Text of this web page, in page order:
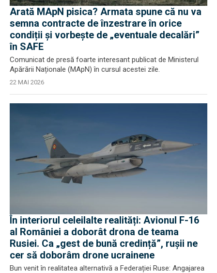
Arată MApN pisica? Armata spune că nu va
semna contracte de înzestrare în orice
condiții și vorbește de „eventuale decalări”
în SAFE
Comunicat de presă foarte interesant publicat de Ministerul
Apărării Naționale (MApN) în cursul acestei zile.
22 MAI 2026
În interiorul celeilalte realități: Avionul F-16
al României a doborât drona de teama
Rusiei. Ca „gest de bună credință”, rușii ne
cer să doborâm drone ucrainene
Bun venit în realitatea alternativă a Federației Ruse: Angajarea